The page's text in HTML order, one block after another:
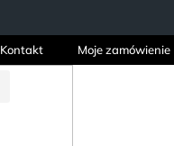
Kontakt Moje zamówienie